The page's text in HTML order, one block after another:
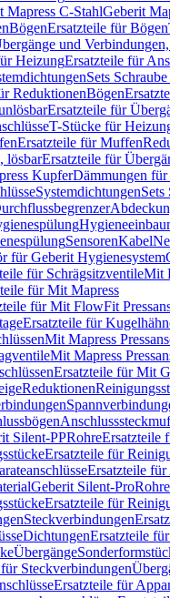
Mapress C-StahlGeberit
BögenErsatzteile für Bögen
und
HeizungErsatzteile für
Sets
ReduktionenBögen
Ersatzteile für
T-Stücke für
Ersatzteile für Muffen
lösbarErsatzteile für
KupferDämmungen für
Systemdichtungen
SensorenKabel
für Geberit Hygienesystem
für SchrägsitzventileMit
für Mit Mapress
für Mit FlowFit
Ersatzteile für
Mit Mapress
Mit Mapress
Ersatzteile für Mit
Reduktionen
Silent-PPRohreErsatzteile
Ersatzteile für
Ersatzteile für
Geberit Silent-ProRohre
Ersatzteile für
Steckverbindungen
DichtungenErsatzteile
Übergänge
Steckverbindungen
Ersatzteile für